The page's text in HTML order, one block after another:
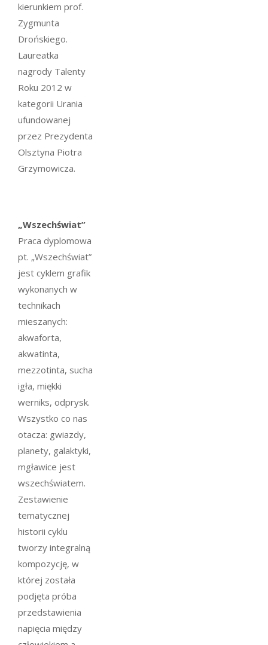
kierunkiem prof.
Zygmunta
Drońskiego.
Laureatka
nagrody Talenty
Roku 2012 w
kategorii Urania
ufundowanej
przez Prezydenta
Olsztyna Piotra
Grzymowicza.
„Wszechświat”
Praca dyplomowa
pt. „Wszechświat”
jest cyklem grafik
wykonanych w
technikach
mieszanych:
akwaforta,
akwatinta,
mezzotinta, sucha
igła, miękki
werniks, odprysk.
Wszystko co nas
otacza: gwiazdy,
planety, galaktyki,
mgławice jest
wszechświatem.
Zestawienie
tematycznej
historii cyklu
tworzy integralną
kompozycję, w
której została
podjęta próba
przedstawienia
napięcia między